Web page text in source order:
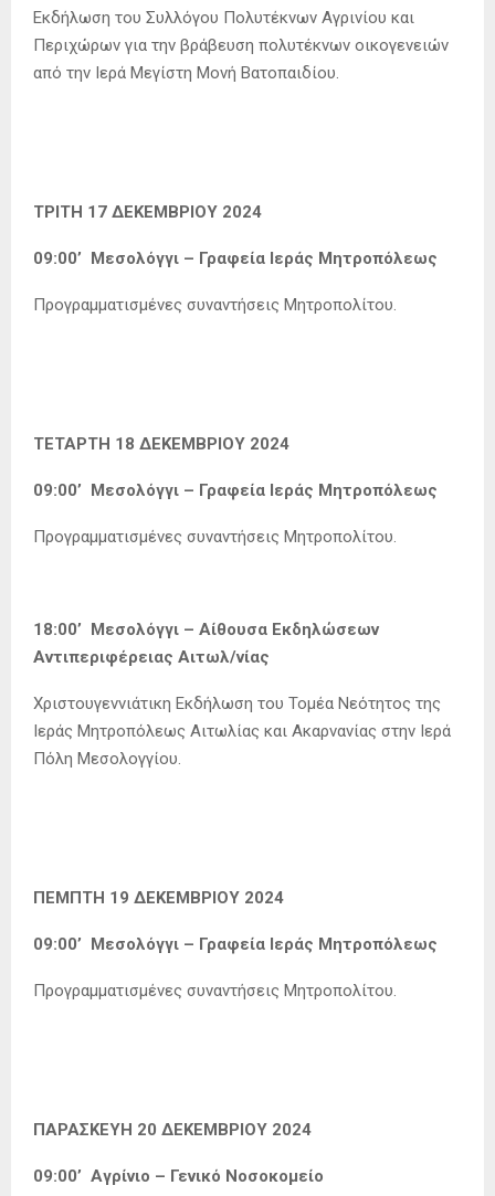
Εκδήλωση του Συλλόγου Πολυτέκνων Αγρινίου και
Περιχώρων για την βράβευση πολυτέκνων οικογενειών
από την Ιερά Μεγίστη Μονή Βατοπαιδίου.
ΤΡΙΤΗ 17 ΔΕΚΕΜΒΡΙΟΥ 2024
09:00’ Μεσολόγγι – Γραφεία Ιεράς Μητροπόλεως
Προγραμματισμένες συναντήσεις Μητροπολίτου.
ΤΕΤΑΡΤΗ 18 ΔΕΚΕΜΒΡΙΟΥ 2024
09:00’ Μεσολόγγι – Γραφεία Ιεράς Μητροπόλεως
Προγραμματισμένες συναντήσεις Μητροπολίτου.
18:00’ Μεσολόγγι – Αίθουσα Εκδηλώσεων
Αντιπεριφέρειας Αιτωλ/νίας
Χριστουγεννιάτικη Εκδήλωση του Τομέα Νεότητος της
Ιεράς Μητροπόλεως Αιτωλίας και Ακαρνανίας στην Ιερά
Πόλη Μεσολογγίου.
ΠΕΜΠΤΗ 19 ΔΕΚΕΜΒΡΙΟΥ 2024
09:00’ Μεσολόγγι – Γραφεία Ιεράς Μητροπόλεως
Προγραμματισμένες συναντήσεις Μητροπολίτου.
ΠΑΡΑΣΚΕΥΗ 20 ΔΕΚΕΜΒΡΙΟΥ 2024
09:00’ Αγρίνιο – Γενικό Νοσοκομείο